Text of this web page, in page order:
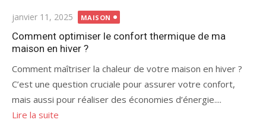
Publié
le
janvier 11, 2025 MAISON
Comment optimiser le confort thermique de ma
maison en hiver ?
Comment maîtriser la chaleur de votre maison en hiver ?
C’est une question cruciale pour assurer votre confort,
mais aussi pour réaliser des économies d’énergie....
Lire la suite